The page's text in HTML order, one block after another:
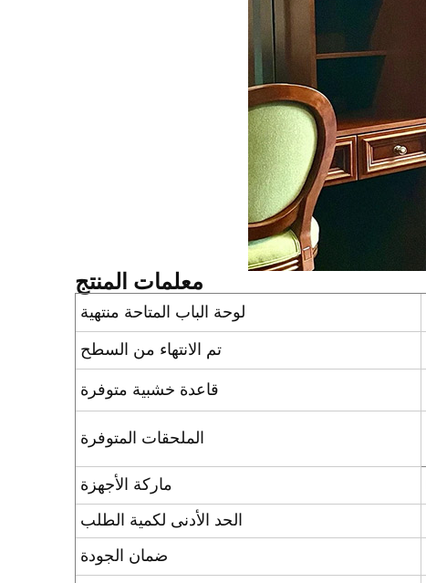
معلمات المنتج
لوحة الباب المتاحة منتهية
تم الانتهاء من السطح
قاعدة خشبية متوفرة
الملحقات المتوفرة
ماركة الأجهزة
الحد الأدنى لكمية الطلب
ضمان الجودة